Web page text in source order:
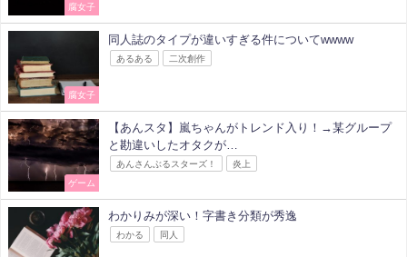
腐女子
腐女子
同人誌のタイプが違いすぎる件についてwwww
あるある 二次創作
ゲーム
【あんスタ】嵐ちゃんがトレンド入り！→某グループ
と勘違いしたオタクが…
あんさんぶるスターズ！ 炎上
わかりみが深い！字書き分類が秀逸
わかる 同人